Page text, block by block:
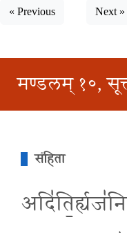
« Previous Next »
मण्डलम् १०,
संहिता